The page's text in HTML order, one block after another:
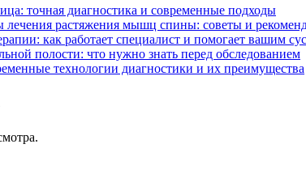
точная диагностика и современные подходы
растяжения мышц спины: советы и
как работает специалист и помогает вашим
полости: что нужно знать перед обследованием
технологии диагностики и их преимущества